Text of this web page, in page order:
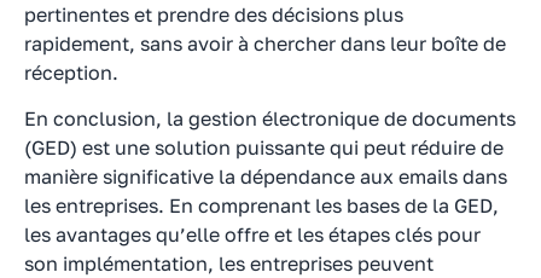
pertinentes et prendre des décisions plus
rapidement, sans avoir à chercher dans leur boîte de
réception.
En conclusion, la gestion électronique de documents
(GED) est une solution puissante qui peut réduire de
manière significative la dépendance aux emails dans
les entreprises. En comprenant les bases de la GED,
les avantages qu’elle offre et les étapes clés pour
son implémentation, les entreprises peuvent